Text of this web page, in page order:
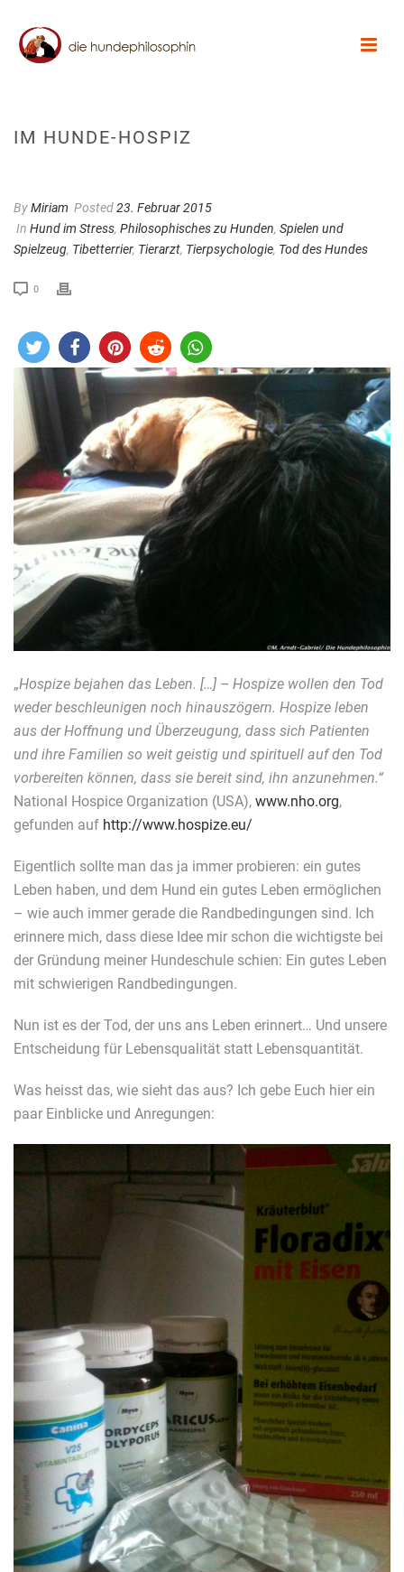
IM HUNDE-HOSPIZ
ByMiriam Posted23. Februar 2015
In Hund im Stress, Philosophisches zu Hunden, Spielen und
Spielzeug, Tibetterrier, Tierarzt, Tierpsychologie, Tod des Hundes
0
„Hospize bejahen das Leben. […] – Hospize wollen den Tod
weder beschleunigen noch hinauszögern. Hospize leben
aus der Hoffnung und Überzeugung, dass sich Patienten
und ihre Familien so weit geistig und spirituell auf den Tod
vorbereiten können, dass sie bereit sind, ihn anzunehmen.“
National Hospice Organization (USA), www.nho.org,
gefunden auf http://www.hospize.eu/
Eigentlich sollte man das ja immer probieren: ein gutes
Leben haben, und dem Hund ein gutes Leben ermöglichen
– wie auch immer gerade die Randbedingungen sind. Ich
erinnere mich, dass diese Idee mir schon die wichtigste bei
der Gründung meiner Hundeschule schien: Ein gutes Leben
mit schwierigen Randbedingungen.
Nun ist es der Tod, der uns ans Leben erinnert… Und unsere
Entscheidung für Lebensqualität statt Lebensquantität.
Was heisst das, wie sieht das aus? Ich gebe Euch hier ein
paar Einblicke und Anregungen: